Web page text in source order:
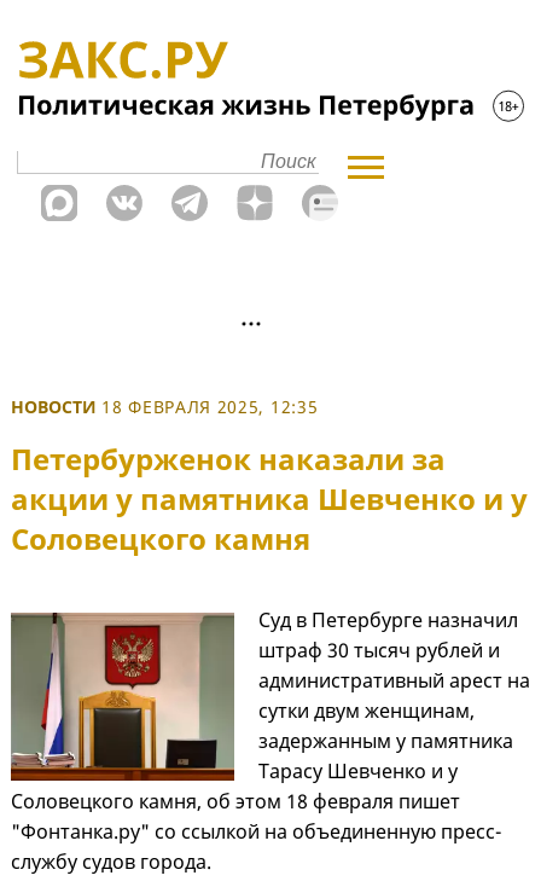
НОВОСТИ 18 ФЕВРАЛЯ 2025, 12:35
Петербурженок наказали за
акции у памятника Шевченко и у
Соловецкого камня
Суд в Петербурге назначил
штраф 30 тысяч рублей и
административный арест на
сутки двум женщинам,
задержанным у памятника
Тарасу Шевченко и у
Соловецкого камня, об этом 18 февраля пишет
"Фонтанка.ру" со ссылкой на объединенную пресс-
службу судов города.